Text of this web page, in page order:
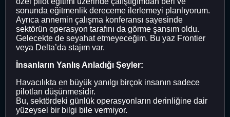
sonunda eğitmenlik dereceme ilerlemeyi planlıyorum.
Ayrıca annemin çalışma konferansı sayesinde
sektörün operasyon tarafını da görme şansım oldu.
Gelecekte de seyahat etmeyeceğim. Bu yaz Frontier
veya Delta’da stajım var.
İnsanların Yanlış Anladığı Şeyler:
Havacılıkta en büyük yanılgı birçok insanın sadece
pilotları düşünmesidir.
Bu, sektördeki günlük operasyonların derinliğine dair
yüzeysel bir bilgi bile vermiyor.